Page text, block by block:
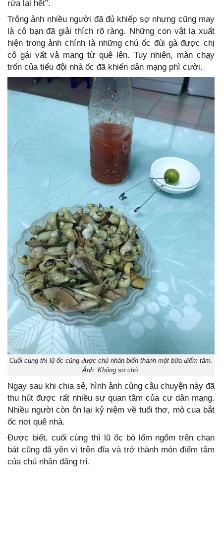
rửa lại hết”.
Trông ảnh nhiều người đã đủ khiếp sợ nhưng cũng may
là cô bạn đã giải thích rõ ràng. Những con vật lạ xuất
hiện trong ảnh chính là những chú ốc đùi gà được chị
cô gái vất vả mang từ quê lên. Tuy nhiên, màn chạy
trốn của tiểu đội nhà ốc đã khiến dân mạng phì cười.
Cuối cùng thì lũ ốc cũng được chủ nhân biến thành một bữa điểm tâm.
Ảnh: Không sợ chó.
Ngay sau khi chia sẻ, hình ảnh cùng câu chuyện này đã
thu hút được rất nhiều sự quan tâm của cư dân mạng.
Nhiều người còn ôn lại kỷ niệm về tuổi thơ, mò cua bắt
ốc nơi quê nhà.
Được biết, cuối cùng thì lũ ốc bò lổm ngổm trên chạn
bát cũng đã yên vị trên đĩa và trở thành món điểm tâm
của chủ nhân đãng trí.